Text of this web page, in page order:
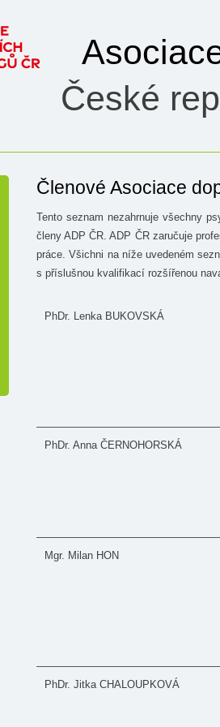
České
Členové Asociace
Tento seznam nezahrnuje všechny
členy ADP ČR. ADP ČR zaručuje
práce. Všichni na níže uvedeném
s příslušnou kvalifikací rozšířenou
PhDr. Lenka BUKOVSKÁ
PhDr. Anna ČERNOHORSKÁ
Mgr. Milan HON
PhDr. Jitka CHALOUPKOVÁ